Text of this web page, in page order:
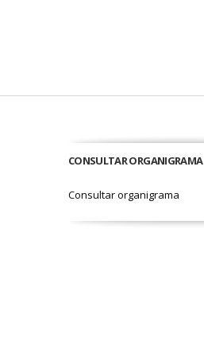
CONSULTAR ORGANIGRAMA
Consultar organigrama